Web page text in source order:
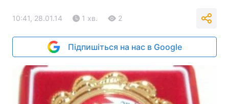
10:41, 28.01.14 1 хв. 2
Підпишіться на нас в Google